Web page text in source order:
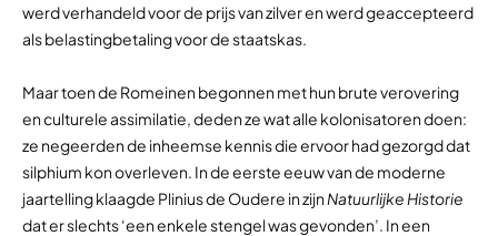
werd verhandeld voor de prijs van zilver en werd geaccepteerd
als belastingbetaling voor de staatskas.
Maar toen de Romeinen begonnen met hun brute verovering
en culturele assimilatie, deden ze wat alle kolonisatoren doen:
ze negeerden de inheemse kennis die ervoor had gezorgd dat
silphium kon overleven. In de eerste eeuw van de moderne
jaartelling klaagde Plinius de Oudere in zijn Natuurlijke Historie
dat er slechts ‘een enkele stengel was gevonden’. In een